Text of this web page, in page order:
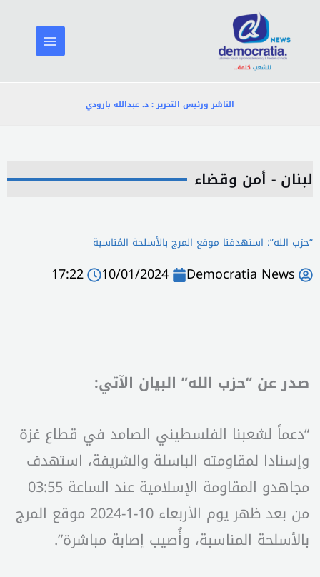
المحتوى
الناشر ورئيس التحرير : د. عبدالله بارودي
لبنان - أمن وقضاء
“حزب الله”: ‏‌‏‌‌‌‏استهدفنا موقع ‏المرج‎ ‎بالأسلحة المُناسبة
Democratia News
10/01/2024
17:22
صدر عن “حزب الله” البيان الآتي:‏
“دعماً لشعبنا الفلسطيني الصامد في قطاع غزة
وإسنادا لمقاومته الباسلة ‌‌‌‏والشريفة، استهدف
‌‌‏‌‏‌‌‌‏مجاهدو المقاومة الإسلامية عند الساعة 03:55